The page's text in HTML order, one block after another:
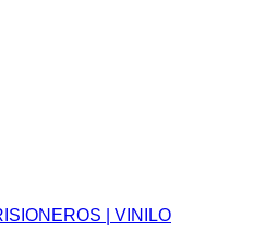
| VINILO